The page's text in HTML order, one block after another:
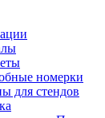
номерки
для стендов